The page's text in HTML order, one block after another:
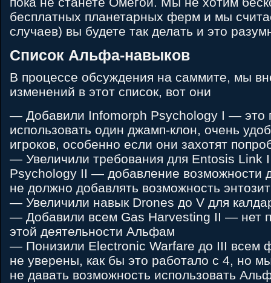
бесплатных планетарных ферм и мы
случаев) вы будете так делать и это
Список Альфа-навыков
В процессе обсуждения на саммите, мы
изменений в этот список, вот они
— Добавили Infomorph Psychology I — это
использовать один джамп-клон, очень
игроков, особенно если они захотят
— Увеличили требования для Entosis Link
Psychology II — добавление возможности
не должно добавлять возможность
— Увеличили навык Drones до V для
— Добавили всем Gas Harvesting II — нет
этой деятельности Альфам
— Понизили Electronic Warfare до III всем
не уверены, как бы это работало с 4, но
не давать возможность использовать